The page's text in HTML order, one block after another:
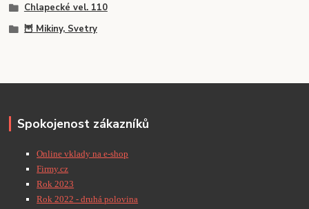
Chlapecké vel. 110
🦉 Mikiny, Svetry
Spokojenost zákazníků
Online vklady na e-shop
Firmy.cz
Rok 2023
Rok 2022 - druhá polovina